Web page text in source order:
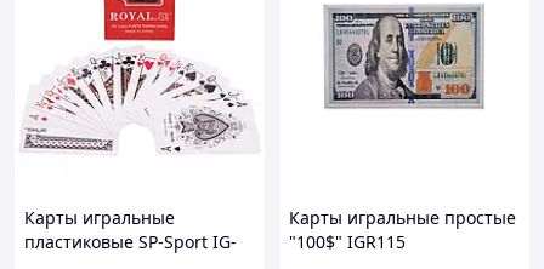
Карты игральные
пластиковые SP-Sport IG-
Карты игральные простые
"100$" IGR115